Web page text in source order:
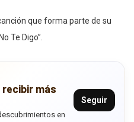
que forma parte de su
Te Digo”.
recibir más
en
Seguir